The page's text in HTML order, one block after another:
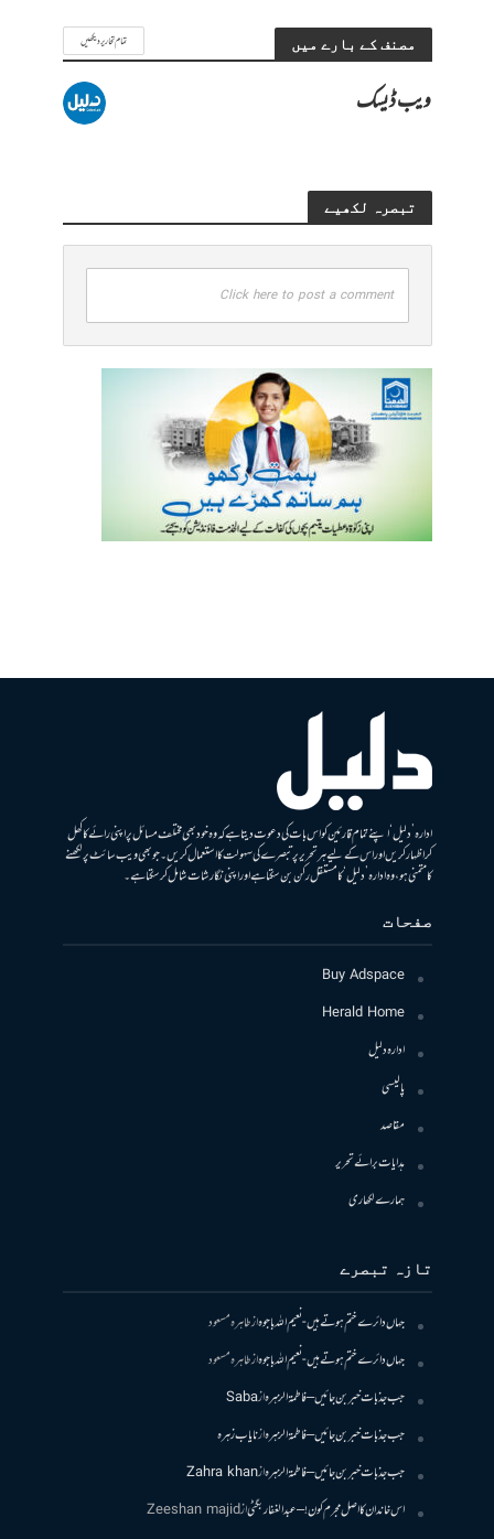
مصنف کے بارے میں تمام تحاریر دیکھیں
ویب ڈیسک
تبصرہ لکھیے
Click here to post a comment
ادارہ ’دلیل‘ اپنے تمام قارئین کو اس بات کی دعوت دیتا ہے کہ وہ خود بھی مختلف مسائل پر اپنی رائے کا کھل
کر اظہار کریں اور اس کے لیے ہر تحریر پر تبصرے کی سہولت کا استعمال کریں۔ جو بھی ویب سائٹ پر لکھنے
کا متمنی ہو، وہ ادارہ ’دلیل‘ کا مستقل رکن بن سکتا ہے اور اپنی نگارشات شامل کرسکتا ہے۔
صفحات
Buy Adspace
Herald Home
ادارہ دلیل
پالیسی
مقاصد
ہدایات برائے تحریر
ہمارے لکھاری
تازہ تبصرے
جہاں دائرے ختم ہوتے ہیں- نعیم اللہ باجوہازطاہرہ مسعود
جہاں دائرے ختم ہوتے ہیں- نعیم اللہ باجوہازطاہرہ مسعود
جب جذبات خبر بن جائیں – فاطمۃالزہرہازSaba
جب جذبات خبر بن جائیں – فاطمۃالزہرہازنایاب زہرہ
جب جذبات خبر بن جائیں – فاطمۃالزہرہازZahra khan
اس خاندان کا اصل مجرم کون! – عبدالغفار بگٹیازZeeshan majid